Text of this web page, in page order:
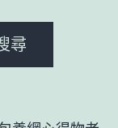
尋